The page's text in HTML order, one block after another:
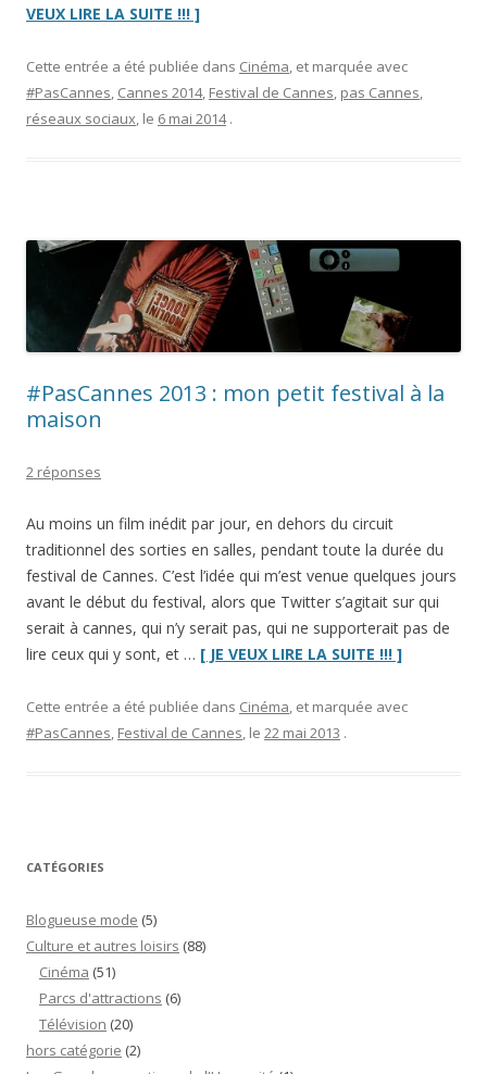
VEUX LIRE LA SUITE !!! ]“#PasCannes
le
retour
content)”
Cette entrée a été publiée dans Cinéma , et marquée avec
#PasCannes Cannes 2014, Festival de Cannes pas Cannes
réseaux sociaux , le 6 mai 2014 .
#PasCannes 2013 : mon petit festival à la
maison
2 réponses
Au moins un film inédit par jour, en dehors du circuit
traditionnel des sorties en salles, pendant toute la durée du
festival de Cannes. C’est l’idée qui m’est venue quelques jours
avant le début du festival, alors que Twitter s’agitait sur qui
serait à cannes, qui n’y serait pas, qui ne supporterait pas de
lire ceux qui y sont, et … [ JE VEUX LIRE LA SUITE !!! ]
:
Cette entrée a été publiée dans Cinéma, et marquée avec
#PasCannes, Festival de Cannes, le 22 mai 2013 .
CATÉGORIES
Blogueuse mode (5)
Culture et autres loisirs (88)
Cinéma (51)
Parcs d'attractions (6)
Télévision (20)
hors catégorie (2)